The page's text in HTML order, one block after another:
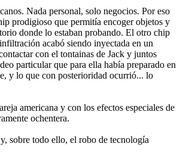
Nada personal, solo negocios. Por eso
prodigioso que permitía encoger objetos y
donde lo estaban probando. El otro chip
acabó siendo inyectada en un
con el tontainas de Jack y juntos
particular que para ella había preparado en
y lo que con posterioridad ocurrió... lo
americana y con los efectos especiales de
ochentera.
sobre todo ello, el robo de tecnología